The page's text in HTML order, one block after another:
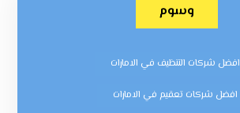
وسوم
افضل شركات التنظيف في الامارات
افضل شركات تعقيم في الامارات